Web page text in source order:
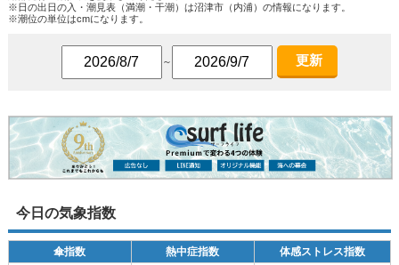
※日の出日の入・潮見表（満潮・干潮）は沼津市（内浦）の情報になります。
※潮位の単位はcmになります。
～ 更新
今日の気象指数
傘指数 熱中症指数 体感ストレス指数